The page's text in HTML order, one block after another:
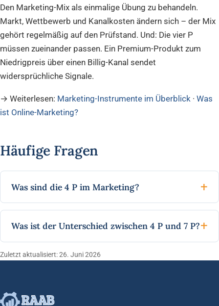
Den Marketing-Mix als einmalige Übung zu behandeln.
Markt, Wettbewerb und Kanalkosten ändern sich – der Mix
gehört regelmäßig auf den Prüfstand. Und: Die vier P
müssen zueinander passen. Ein Premium-Produkt zum
Niedrigpreis über einen Billig-Kanal sendet
widersprüchliche Signale.
→ Weiterlesen: Marketing-Instrumente im Überblick · Was
ist Online-Marketing?
Häufige Fragen
Was sind die 4 P im Marketing?
Was ist der Unterschied zwischen 4 P und 7 P?
Zuletzt aktualisiert: 26. Juni 2026